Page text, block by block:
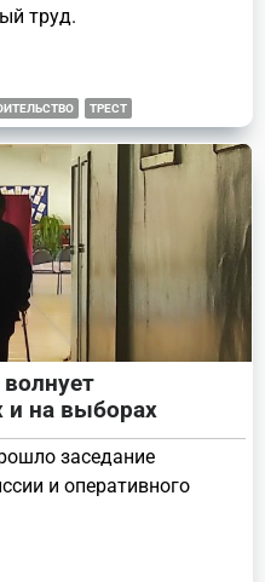
труд.
ТРЕСТ
и на выборах
заседание
и оперативного